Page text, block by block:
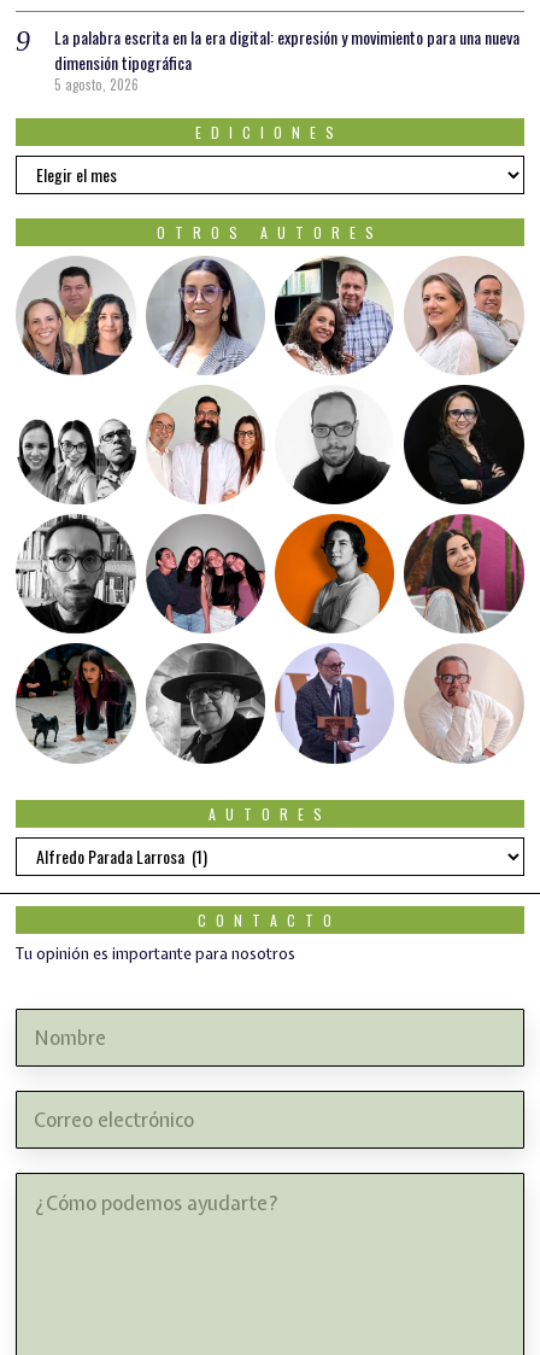
La palabra escrita en la era digital: expresión y movimiento para una nueva
dimensión tipográfica
5 agosto, 2026
EDICIONES
EDICIONES
OTROS AUTORES
AUTORES
Autores
CONTACTO
Tu opinión es importante para nosotros